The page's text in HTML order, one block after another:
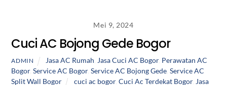
Mei 9, 2024
Cuci AC Bojong Gede Bogor
ADMIN Jasa AC Rumah Jasa Cuci AC Bogor, Perawatan AC
Bogor,Service AC Bogor,Service AC Bojong Gede ,Service AC
Split Wall Bogor
cuci ac bogor, Cuci Ac Terdekat Bogor, Jasa